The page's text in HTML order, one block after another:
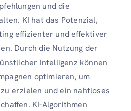
und die
KI hat das Potenzial,
effizienter und effektiver
Durch die Nutzung der
Intelligenz können
optimieren, um
erzielen und ein nahtloses
KI-Algorithmen